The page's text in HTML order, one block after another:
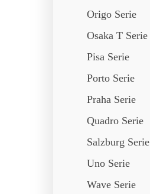
Origo Serie
Osaka T Serie
Pisa Serie
Porto Serie
Praha Serie
Quadro Serie
Salzburg Serie
Uno Serie
Wave Serie